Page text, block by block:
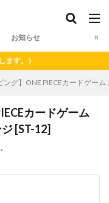
お知らせ
）
ング】ONE PIECEカードゲー
カードゲーム
[ST-12]